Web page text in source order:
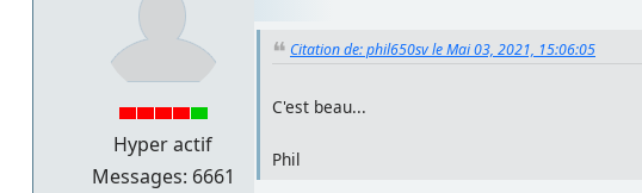
Hyper actif
Messages: 6661
Citation de: phil650sv le Mai 03, 2021, 15:06:05
C'est beau...
Phil